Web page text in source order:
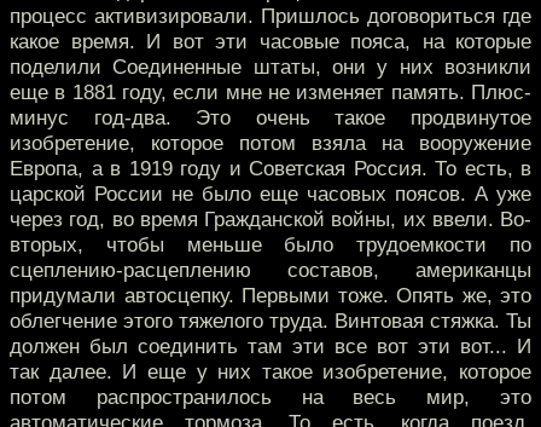
процесс активизировали. Пришлось договориться где
какое время. И вот эти часовые пояса, на которые
поделили Соединенные штаты, они у них возникли
еще в 1881 году, если мне не изменяет память. Плюс-
минус год-два. Это очень такое продвинутое
изобретение, которое потом взяла на вооружение
Европа, а в 1919 году и Советская Россия. То есть, в
царской России не было еще часовых поясов. А уже
через год, во время Гражданской войны, их ввели. Во-
вторых, чтобы меньше было трудоемкости по
сцеплению-расцеплению составов, американцы
придумали автосцепку. Первыми тоже. Опять же, это
облегчение этого тяжелого труда. Винтовая стяжка. Ты
должен был соединить там эти все вот эти вот... И
так далее. И еще у них такое изобретение, которое
потом распространилось на весь мир, это